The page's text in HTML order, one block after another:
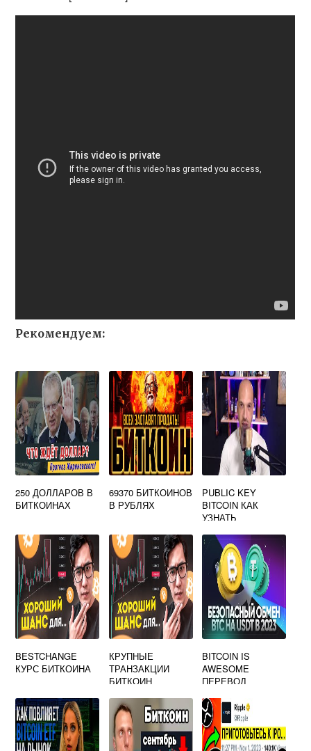
Рекомендуем:
250 ДОЛЛАРОВ В
БИТКОИНАХ
69370 БИТКОИНОВ
В РУБЛЯХ
PUBLIC KEY
BITCOIN КАК
УЗНАТЬ
BESTCHANGE
КУРС БИТКОИНА
КРУПНЫЕ
ТРАНЗАКЦИИ
БИТКОИН
BITCOIN IS
AWESOME
ПЕРЕВОД